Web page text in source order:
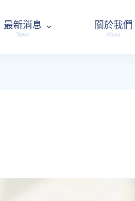
最新消息
News
關於我們
About